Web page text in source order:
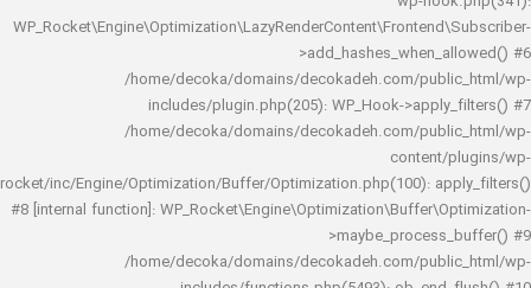
/home/decoka/domains/decokadeh.com/
includes/plugin.php(205): WP_Hook-
/home/decoka/domains/decokadeh.com/
rocket/inc/Engine/Optimization/Buffer/Optimization.php(100):
#8 [internal function]:
/home/decoka/domains/decokadeh.com/